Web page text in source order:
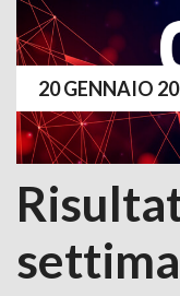
20 GENNAIO